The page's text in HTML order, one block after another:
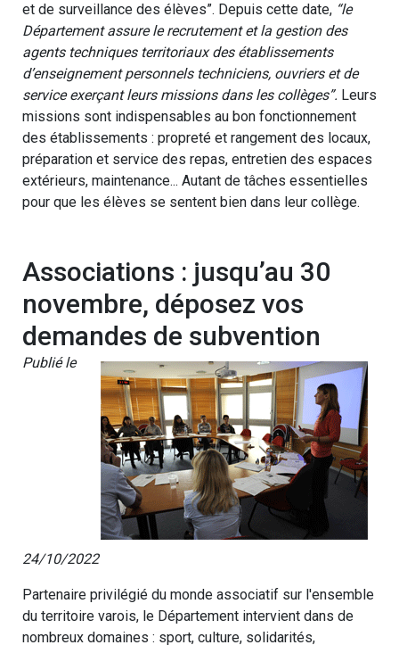
et de surveillance des élèves”. Depuis cette date, “le
Département assure le recrutement et la gestion des
agents techniques territoriaux des établissements
d’enseignement personnels techniciens, ouvriers et de
service exerçant leurs missions dans les collèges”. Leurs
missions sont indispensables au bon fonctionnement
des établissements : propreté et rangement des locaux,
préparation et service des repas, entretien des espaces
extérieurs, maintenance... Autant de tâches essentielles
pour que les élèves se sentent bien dans leur collège.
Associations : jusqu’au 30
novembre, déposez vos
demandes de subvention
Publié le
24/10/2022
Partenaire privilégié du monde associatif sur l'ensemble
du territoire varois, le Département intervient dans de
nombreux domaines : sport, culture, solidarités,